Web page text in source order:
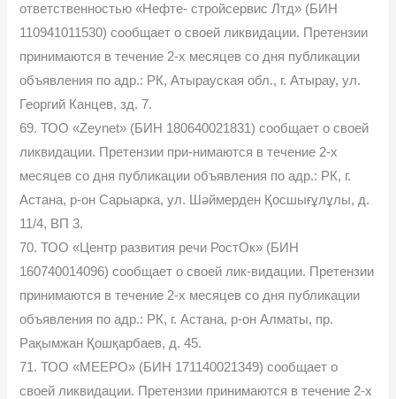
ответственностью «Нефте- стройсервис Лтд» (БИН
110941011530) сообщает о своей ликвидации. Претензии
принимаются в течение 2-х месяцев со дня публикации
объявления по адр.: РК, Атырауская обл., г. Атырау, ул.
Георгий Канцев, зд. 7.
69. ТОО «Zeynet» (БИН 180640021831) сообщает о своей
ликвидации. Претензии при-нимаются в течение 2-х
месяцев со дня публикации объявления по адр.: РК, г.
Астана, р-он Сарыарка, ул. Шәймерден Қосшығұлұлы, д.
11/4, ВП 3.
70. ТОО «Центр развития речи РостОк» (БИН
160740014096) сообщает о своей лик-видации. Претензии
принимаются в течение 2-х месяцев со дня публикации
объявления по адр.: РК, г. Астана, р-он Алматы, пр.
Рақымжан Қошқарбаев, д. 45.
71. ТОО «MEEPO» (БИН 171140021349) сообщает о
своей ликвидации. Претензии принимаются в течение 2-х